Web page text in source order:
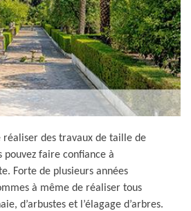
réaliser des travaux de taille de
pouvez faire confiance à
Forte de plusieurs années
à même de réaliser tous
d’arbustes et l’élagage d’arbres.